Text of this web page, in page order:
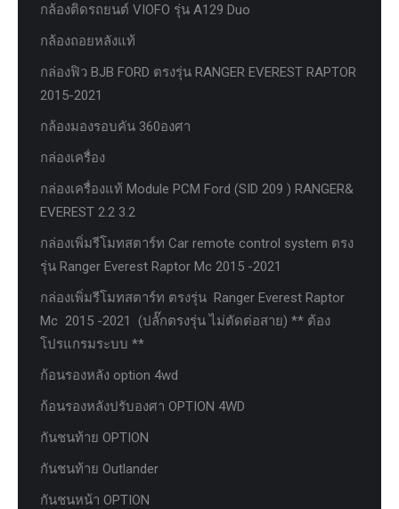
กล้องติดรถยนต์ VIOFO รุ่น A129 Duo
กล้องถอยหลังแท้
กล่องฟิว BJB FORD ตรงรุ่น RANGER EVEREST RAPTOR
2015-2021
กล้องมองรอบคัน 360องศา
กล่องเครื่อง
กล่องเครื่องแท้ Module PCM Ford (SID 209 ) RANGER&
EVEREST 2.2 3.2
กล่องเพิ่มรีโมทสตาร์ท Car remote control system ตรง
รุ่น Ranger Everest Raptor Mc 2015 -2021
กล่องเพิ่มรีโมทสตาร์ท ตรงรุ่น Ranger Everest Raptor
Mc 2015 -2021 (ปลั๊กตรงรุ่น ไม่ตัดต่อสาย) ** ต้อง
โปรแกรมระบบ **
ก้อนรองหลัง option 4wd
ก้อนรองหลังปรับองศา OPTION 4WD
กันชนท้าย OPTION
กันชนท้าย Outlander
กันชนหน้า OPTION